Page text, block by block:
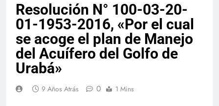
Resolución N° 100-03-20-
01-1953-2016, «Por el cual
se acoge el plan de Manejo
del Acuífero del Golfo de
Urabá»
9 Años Atrás 0 1 Mins